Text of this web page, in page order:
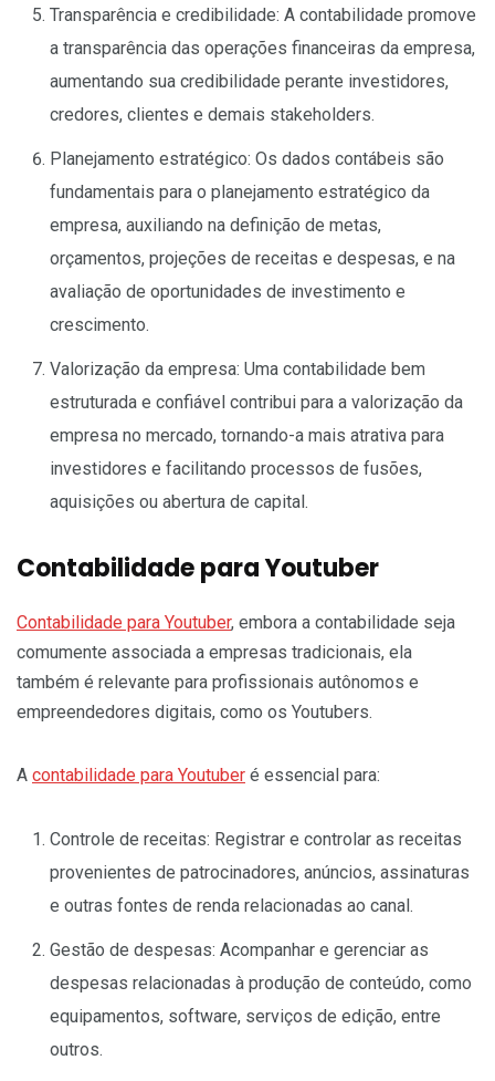
Transparência e credibilidade: A contabilidade promove
a transparência das operações financeiras da empresa,
aumentando sua credibilidade perante investidores,
credores, clientes e demais stakeholders.
Planejamento estratégico: Os dados contábeis são
fundamentais para o planejamento estratégico da
empresa, auxiliando na definição de metas,
orçamentos, projeções de receitas e despesas, e na
avaliação de oportunidades de investimento e
crescimento.
Valorização da empresa: Uma contabilidade bem
estruturada e confiável contribui para a valorização da
empresa no mercado, tornando-a mais atrativa para
investidores e facilitando processos de fusões,
aquisições ou abertura de capital.
Contabilidade para Youtuber
Contabilidade para Youtuber, embora a contabilidade seja
comumente associada a empresas tradicionais, ela
também é relevante para profissionais autônomos e
empreendedores digitais, como os Youtubers.
A contabilidade para Youtuber é essencial para:
Controle de receitas: Registrar e controlar as receitas
provenientes de patrocinadores, anúncios, assinaturas
e outras fontes de renda relacionadas ao canal.
Gestão de despesas: Acompanhar e gerenciar as
despesas relacionadas à produção de conteúdo, como
equipamentos, software, serviços de edição, entre
outros.